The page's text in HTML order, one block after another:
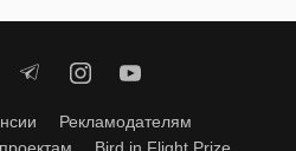
Рекламодателям